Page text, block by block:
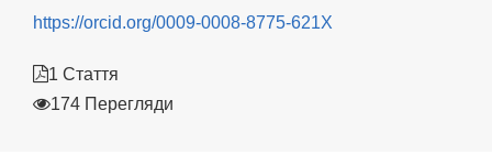
https://orcid.org/0009-0008-8775-621X
1 Стаття
174 Перегляди